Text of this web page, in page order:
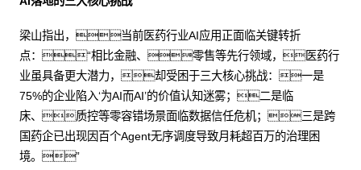
梁山指出，当前医药行业AI应用正面临关键转折
点：“相比金融、零售等先行领域，医药行
业虽具备更大潜力，却受困于三大核心挑战：一是
75%的企业陷入‘为AI而AI’的价值认知迷雾；二是临
床、质控等零容错场景面临数据信任危机；三是跨
国药企已出现因百个Agent无序调度导致月耗超百万的治理困
境。”